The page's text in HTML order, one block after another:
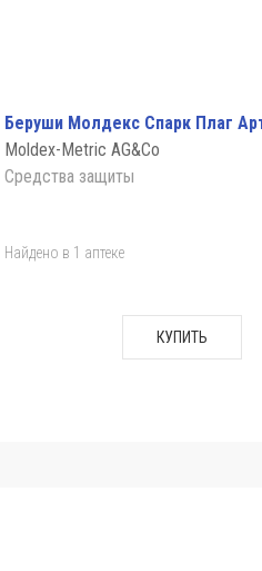
Беруши Молдекс Спарк Плаг
Moldex-Metric AG&Co
Средства защиты
Найдено в 1 аптеке
КУПИТЬ